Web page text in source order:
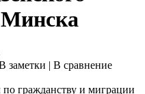
заметки | В сравнение